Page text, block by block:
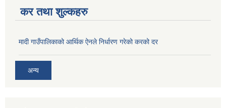
कर तथा शुल्कहरु
मादी गाउँपालिकाको आर्थिक ऐनले निर्धारण गरेको करको दर
अन्य